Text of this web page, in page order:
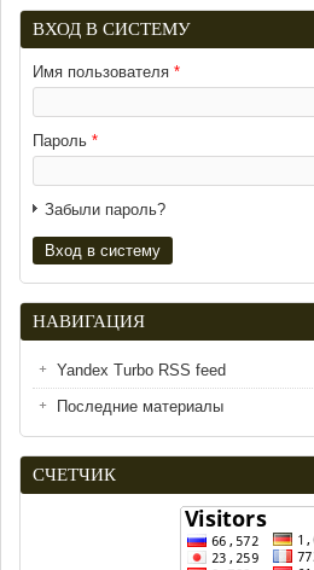
ВХОД В СИСТЕМУ
Имя пользователя *
Пароль *
Забыли пароль?
НАВИГАЦИЯ
Yandex Turbo RSS feed
Последние материалы
СЧЕТЧИК